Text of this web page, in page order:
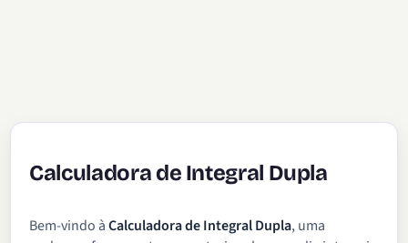
Calculadora de Integral Dupla
Bem-vindo àCalculadora de Integral Dupla, uma